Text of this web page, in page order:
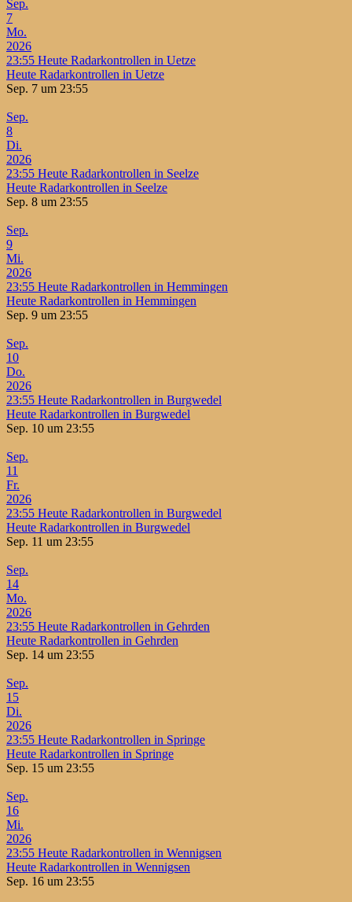
Sep.
7
Mo.
2026
23:55 Heute Radarkontrollen in Uetze
Heute Radarkontrollen in Uetze
Sep. 7 um 23:55
Sep.
8
Di.
2026
23:55 Heute Radarkontrollen in Seelze
Heute Radarkontrollen in Seelze
Sep. 8 um 23:55
Sep.
9
Mi.
2026
23:55 Heute Radarkontrollen in Hemmingen
Heute Radarkontrollen in Hemmingen
Sep. 9 um 23:55
Sep.
10
Do.
2026
23:55 Heute Radarkontrollen in Burgwedel
Heute Radarkontrollen in Burgwedel
Sep. 10 um 23:55
Sep.
11
Fr.
2026
23:55 Heute Radarkontrollen in Burgwedel
Heute Radarkontrollen in Burgwedel
Sep. 11 um 23:55
Sep.
14
Mo.
2026
23:55 Heute Radarkontrollen in Gehrden
Heute Radarkontrollen in Gehrden
Sep. 14 um 23:55
Sep.
15
Di.
2026
23:55 Heute Radarkontrollen in Springe
Heute Radarkontrollen in Springe
Sep. 15 um 23:55
Sep.
16
Mi.
2026
23:55 Heute Radarkontrollen in Wennigsen
Heute Radarkontrollen in Wennigsen
Sep. 16 um 23:55